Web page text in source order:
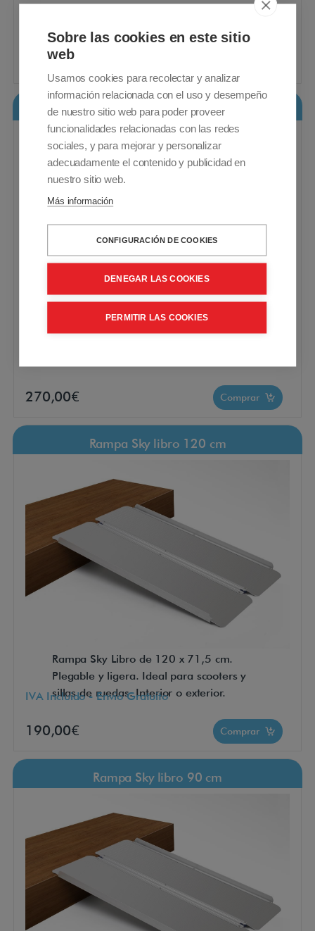
desniveles. Diseñada para scooters y
990,00€
Rampa Sky libro 180 cm
270,00€ Comprar
Rampa Sky libro 120 cm
Rampa Sky Libro de 120 x 71,5 cm.
Plegable y ligera. Ideal para scooters y
sillas de ruedas. Interior o exterior.
IVA Incluido - Envío Gratuito
190,00€ Comprar
Rampa Sky libro 90 cm
Sobre las cookies en este sitio
web
Usamos cookies para recolectar y analizar
información relacionada con el uso y desempeño
de nuestro sitio web para poder proveer
funcionalidades relacionadas con las redes
sociales, y para mejorar y personalizar
adecuadamente el contenido y publicidad en
nuestro sitio web.
Más información
CONFIGURACIÓN DE COOKIES
DENEGAR LAS COOKIES
PERMITIR LAS COOKIES